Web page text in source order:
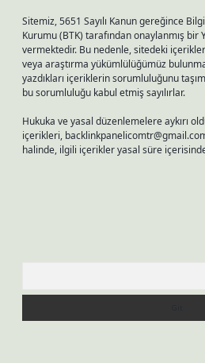
Sitemiz, 5651 Sayılı Kanun gereğince
Kurumu (BTK) tarafından onaylanmış bir
vermektedir. Bu nedenle, sitedeki
veya araştırma yükümlülüğümüz
yazdıkları içeriklerin sorumluluğunu
bu sorumluluğu kabul etmiş sayılırlar.
Hukuka ve yasal düzenlemelere aykırı
içerikleri,
halinde, ilgili içerikler yasal süre